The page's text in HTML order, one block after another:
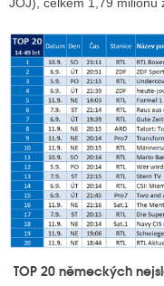
TOP 20 německých